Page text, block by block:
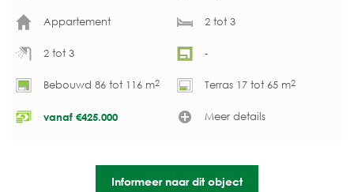
Appartement 2 tot 3
2 tot 3 -
Bebouwd 86 tot 116 m2 Terras 17 tot 65 m2
vanaf €425.000 Meer details
Informeer naar dit object